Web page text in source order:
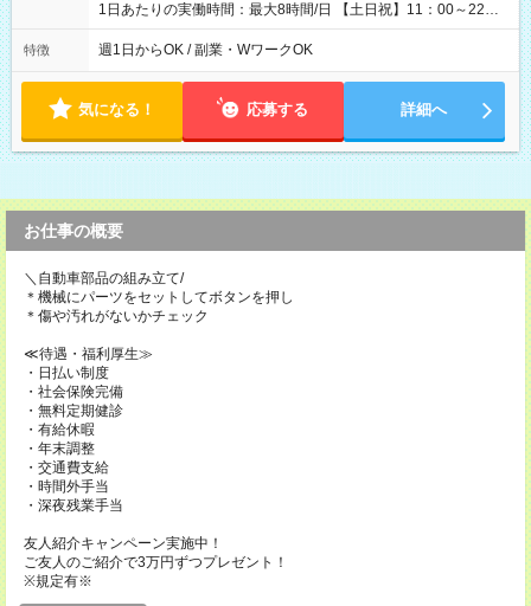
1日あたりの実働時間：最大8時間/日 【土日祝】11：00～22：
00/実働6～8時間 週1～2日勤務相談可 【勤務期間】6か月以上
特徴 週1日からOK / 副業・WワークOK
気になる！ 応募する 詳細へ
お仕事の概要
＼自動車部品の組み立て/
＊機械にパーツをセットしてボタンを押し
＊傷や汚れがないかチェック
≪待遇・福利厚生≫
・日払い制度
・社会保険完備
・無料定期健診
・有給休暇
・年末調整
・交通費支給
・時間外手当
・深夜残業手当
友人紹介キャンペーン実施中！
ご友人のご紹介で3万円ずつプレゼント！
※規定有※